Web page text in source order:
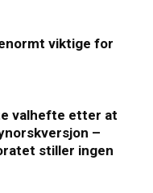
viktige for
valhefte etter at
–
stiller ingen